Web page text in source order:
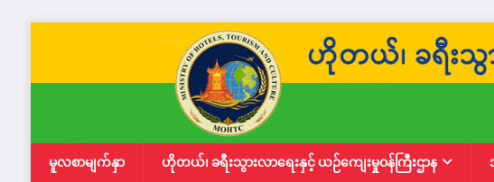
မူလစာမျက်နှာ ဟိုတယ်၊ ခရီးသွားလာရေးနှင့် ယဉ်ကျေးမှုဝန်ကြီးဌာန